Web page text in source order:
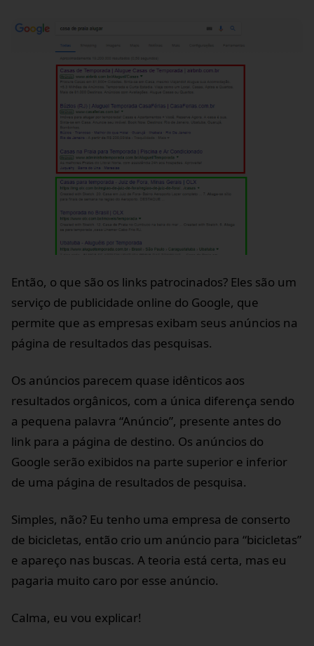
Então, o que são os links patrocinados? Eles são um
serviço de publicidade online do Google, que
permite que as empresas exibam seus anúncios na
página de resultados das pesquisas.
Os anúncios parecem quase idênticos aos
resultados orgânicos, com a única diferença sendo
a pequena palavra “Anúncio”, presente antes do
link para a página de destino. Os anúncios do
Google serão exibidos na parte superior e inferior
de uma página de resultados de pesquisa.
Simples, não? Eu tenho uma empresa de conserto
de bicicletas, então crio um anúncio para “bicicletas”
e apareço nas buscas. A teoria está certa, mas eu
pagaria muito caro por esse anúncio.
Calma, eu vou explicar!